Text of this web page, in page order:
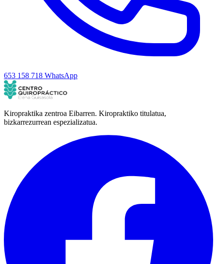
653 158 718 WhatsApp
Kiropraktika zentroa Eibarren. Kiropraktiko titulatua,
bizkarrezurrean espezializatua.